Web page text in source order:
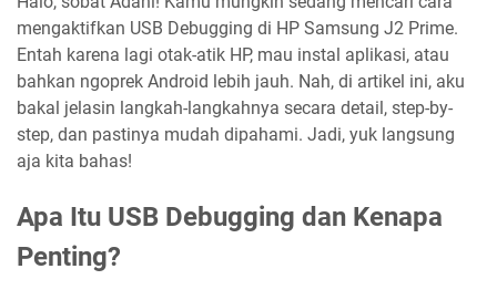
mengaktifkan USB Debugging di HP Samsung J2 Prime.
Entah karena lagi otak-atik HP, mau instal aplikasi, atau
bahkan ngoprek Android lebih jauh. Nah, di artikel ini, aku
bakal jelasin langkah-langkahnya secara detail, step-by-
step, dan pastinya mudah dipahami. Jadi, yuk langsung
aja kita bahas!
Apa Itu USB Debugging dan Kenapa
Penting?